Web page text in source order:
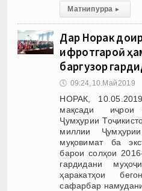
Матни пурра ▸
Дар Норак
ифротгароӣ
баргузор
🕔 09:24, 10.Май 2019
НОРАК,
мақсади иҷрои
Ҷумҳурии
миллии
муқовимат ба
барои солҳои
гардидани
ҳаракатҳои
сафарбар